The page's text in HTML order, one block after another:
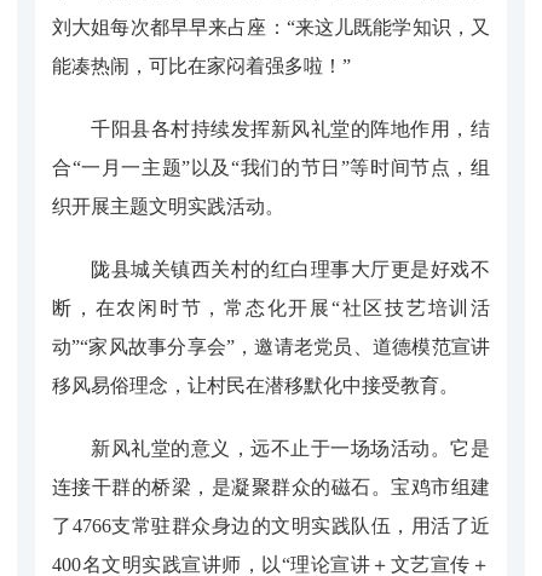
刘大姐每次都早早来占座：“来这儿既能学知识，又
能凑热闹，可比在家闷着强多啦！”
千阳县各村持续发挥新风礼堂的阵地作用，结
合“一月一主题”以及“我们的节日”等时间节点，组
织开展主题文明实践活动。
陇县城关镇西关村的红白理事大厅更是好戏不
断，在农闲时节，常态化开展“社区技艺培训活
动”“家风故事分享会”，邀请老党员、道德模范宣讲
移风易俗理念，让村民在潜移默化中接受教育。
新风礼堂的意义，远不止于一场场活动。它是
连接干群的桥梁，是凝聚群众的磁石。宝鸡市组建
了4766支常驻群众身边的文明实践队伍，用活了近
400名文明实践宣讲师，以“理论宣讲＋文艺宣传＋